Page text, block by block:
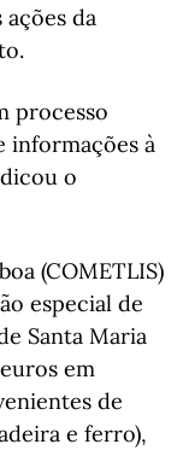
da
processo
informações à
o
(COMETLIS)
especial de
Santa Maria
em
de
e ferro),